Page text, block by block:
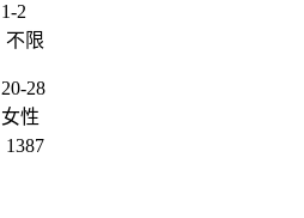
1-2
不限
20-28
女性
1387